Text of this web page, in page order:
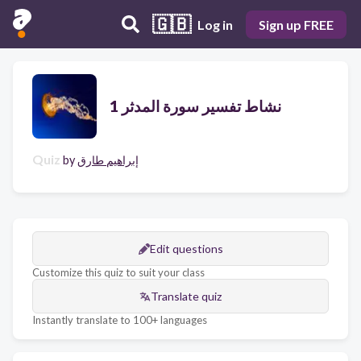
🇬🇧 Log in Sign up FREE
نشاط تفسير سورة المدثر 1
Quiz byإبراهيم طارق
Edit questions
Customize this quiz to suit your class
Translate quiz
Instantly translate to 100+ languages